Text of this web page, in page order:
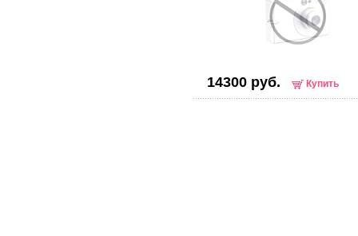
14300 руб. Купить